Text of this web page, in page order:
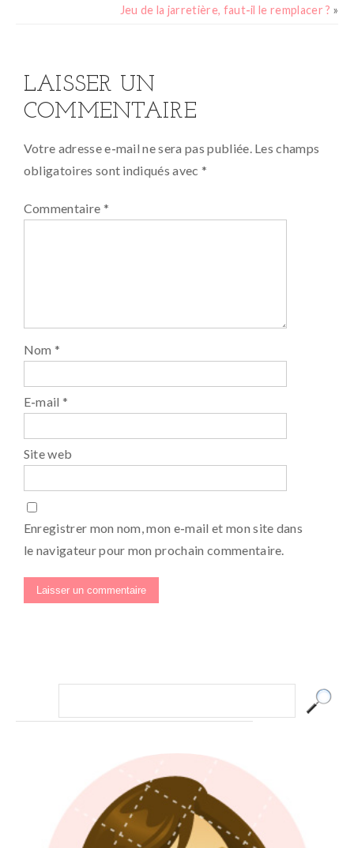
Jeu de la jarretière, faut-il le remplacer ? »
LAISSER UN
COMMENTAIRE
Votre adresse e-mail ne sera pas publiée. Les champs
obligatoires sont indiqués avec *
Commentaire *
Nom *
E-mail *
Site web
Enregistrer mon nom, mon e-mail et mon site dans
le navigateur pour mon prochain commentaire.